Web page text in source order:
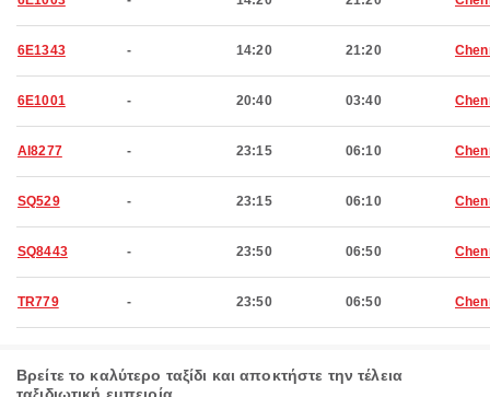
6E1343 - 14:20 21:20
6E1001 - 20:40 03:40
AI8277 - 23:15 06:10
SQ529 - 23:15 06:10
SQ8443 - 23:50 06:50
TR779 - 23:50 06:50
Βρείτε το καλύτερο ταξίδι και αποκτήστε την τέλεια